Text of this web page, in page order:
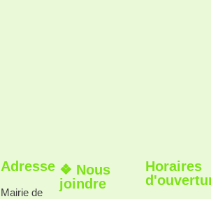
Adresse
Mairie de
❖ Nous
joindre
Horaires